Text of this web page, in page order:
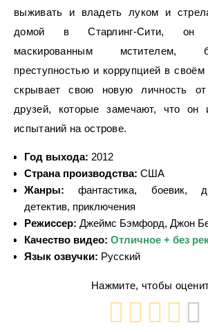
выживать и владеть луком и
домой в Старлинг-Сити, он
маскированным
преступностью и коррупцией в
скрывает свою новую личность
друзей, которые замечают, что он
испытаний на острове.
Год выхода: 2012
Страна производства: США
Жанры: фантастика, боевик,
детектив, приключения
Режиссер: Джеймс Бэмфорд, Джон
Качество видео: Отличное + без
Язык озвучки: Русский
Нажмите, чтобы